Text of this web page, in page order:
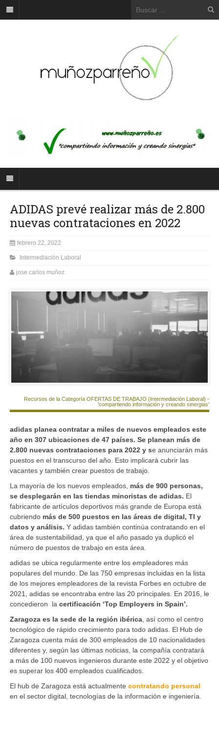
ADIDAS prevé realizar más de 2.800
nuevas contrataciones en 2022
febrero 22, 2022
Intermediación Laboral
jose carlos muñoz
Recursos de la Categoría OFERTAS DE TRABAJO (Intermediación Laboral) -
'compartiendo información y creando sinergias'
adidas planea contratar a miles de nuevos empleados este
año en 307 ubicaciones de 47 países. Se planean más de
2.800 nuevas contrataciones para 2022 y se anunciarán más
puestos en el transcurso del año. Esto implicará cubrir las
vacantes y también crear puestos de trabajo.
La mayoría de los nuevos empleados, más de 900 personas,
se desplegarán en las tiendas minoristas de adidas. El
fabricante de artículos deportivos más grande de Europa está
cubriendo más de 500 puestos en las áreas de digital, TI y
datos y análisis. Y adidas también continúa contratando en el
área de sustentabilidad, ya que el año pasado ya duplicó el
número de puestos de trabajo en esta área.
adidas se ubica regularmente entre los empleadores más
populares del mundo. De las 750 empresas incluidas en la lista
de los mejores empleadores de la revista Forbes en octubre de
2021, adidas se encontraba entre las 20 principales. En 2016, le
concedieron la certificación ‘Top Employers in Spain’.
Zaragoza es la sede de la región ibérica , así como el centro
tecnológico de rápido crecimiento para todo adidas. El Hub de
Zaragoza cuenta más de 300 empleados de 10 nacionalidades
diferentes y, según las últimas noticias, la compañía contratará
a más de 100 nuevos ingenieros durante este 2022 y el objetivo
es superar los 400 empleados cualificados.
El hub de Zaragoza está actualmente contratando personal
en el sector digital, tecnologías de la información e ingeniería.